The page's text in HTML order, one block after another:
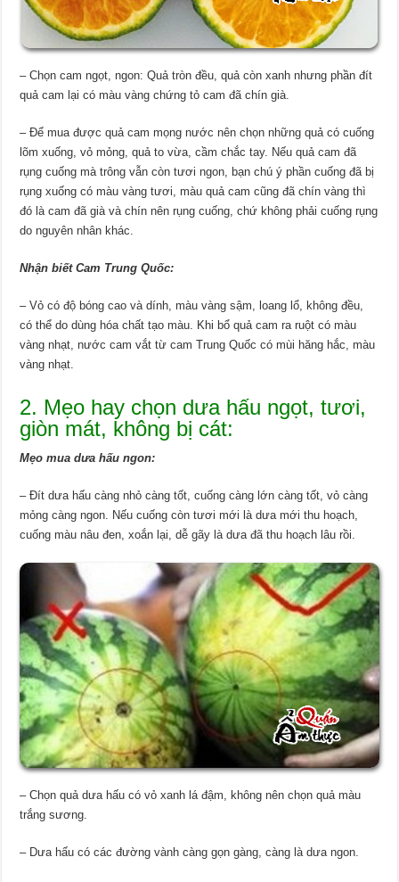
– Chọn cam ngọt, ngon: Quả tròn đều, quả còn xanh nhưng phần đít
quả cam lại có màu vàng chứng tỏ cam đã chín già.
– Để mua được quả cam mọng nước nên chọn những quả có cuống
lõm xuống, vỏ mỏng, quả to vừa, cầm chắc tay. Nếu quả cam đã
rụng cuống mà trông vẫn còn tươi ngon, bạn chú ý phần cuống đã bị
rụng xuống có màu vàng tươi, màu quả cam cũng đã chín vàng thì
đó là cam đã già và chín nên rụng cuống, chứ không phải cuống rụng
do nguyên nhân khác.
Nhận biết Cam Trung Quốc:
– Vỏ có độ bóng cao và dính, màu vàng sậm, loang lổ, không đều,
có thể do dùng hóa chất tạo màu. Khi bổ quả cam ra ruột có màu
vàng nhạt, nước cam vắt từ cam Trung Quốc có mùi hăng hắc, màu
vàng nhạt.
2. Mẹo hay chọn dưa hấu ngọt, tươi,
giòn mát, không bị cát:
Mẹo mua dưa hấu ngon:
– Đít dưa hấu càng nhỏ càng tốt, cuống càng lớn càng tốt, vỏ càng
mỏng càng ngon. Nếu cuống còn tươi mới là dưa mới thu hoạch,
cuống màu nâu đen, xoắn lại, dễ gãy là dưa đã thu hoạch lâu rồi.
– Chọn quả dưa hấu có vỏ xanh lá đậm, không nên chọn quả màu
trắng sương.
– Dưa hấu có các đường vành càng gọn gàng, càng là dưa ngon.